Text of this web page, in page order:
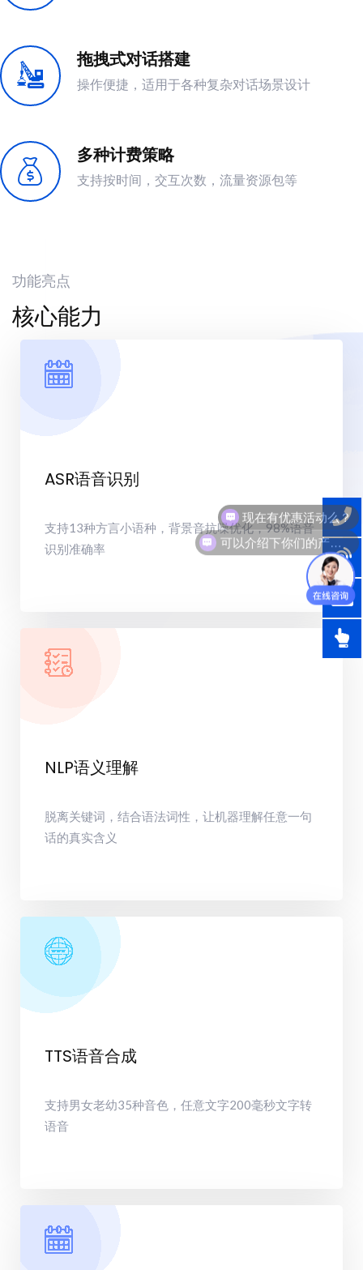
拖拽式对话搭建
操作便捷，适用于各种复杂对话场景设计
多种计费策略
支持按时间，交互次数，流量资源包等
功能亮点
核心能力
ASR语音识别
支持13种方言小语种，背景音抗噪优化，98%语音
识别准确率
NLP语义理解
脱离关键词，结合语法词性，让机器理解任意一句
话的真实含义
TTS语音合成
支持男女老幼35种音色，任意文字200毫秒文字转
语音
可以介绍下你们的产品么？
现在有优惠活动么？